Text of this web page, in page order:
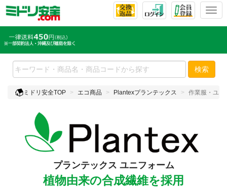
検索
ミドリ安全TOP エコ商品 Plantexプランテックス 作業服・ユニ
プランテックス ユニフォーム
植物由来の合成繊維を採用